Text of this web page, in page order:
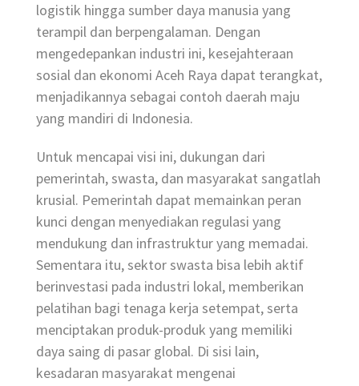
logistik hingga sumber daya manusia yang
terampil dan berpengalaman. Dengan
mengedepankan industri ini, kesejahteraan
sosial dan ekonomi Aceh Raya dapat terangkat,
menjadikannya sebagai contoh daerah maju
yang mandiri di Indonesia.
Untuk mencapai visi ini, dukungan dari
pemerintah, swasta, dan masyarakat sangatlah
krusial. Pemerintah dapat memainkan peran
kunci dengan menyediakan regulasi yang
mendukung dan infrastruktur yang memadai.
Sementara itu, sektor swasta bisa lebih aktif
berinvestasi pada industri lokal, memberikan
pelatihan bagi tenaga kerja setempat, serta
menciptakan produk-produk yang memiliki
daya saing di pasar global. Di sisi lain,
kesadaran masyarakat mengenai